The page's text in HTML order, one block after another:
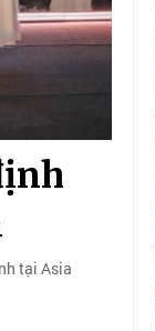
tại Asia